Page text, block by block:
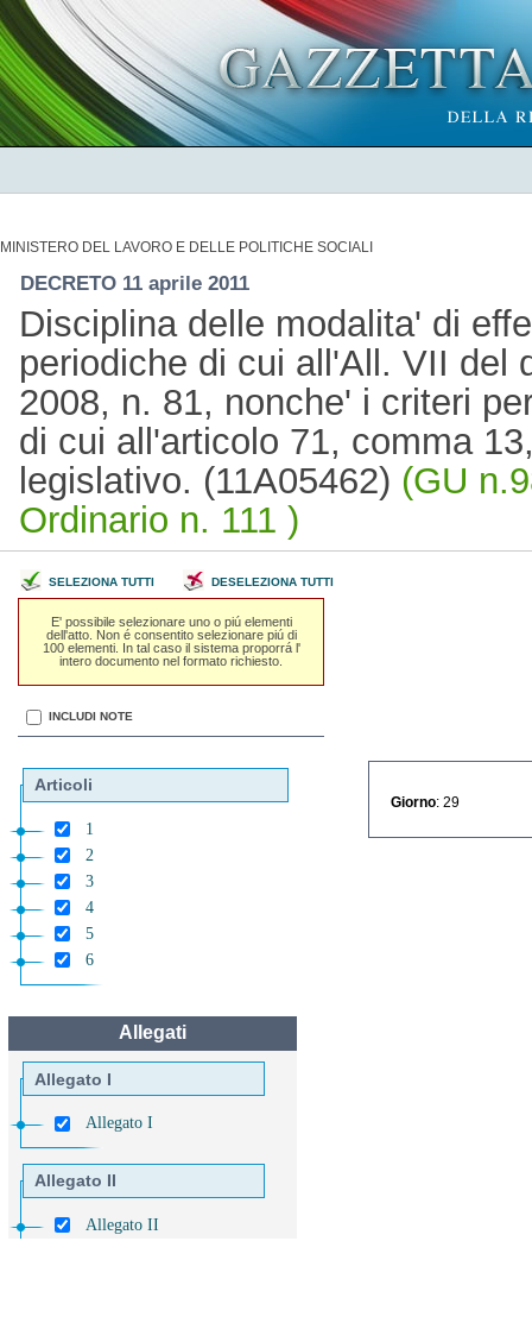
MINISTERO DEL LAVORO E DELLE POLITICHE SOCIALI
DECRETO 11 aprile 2011
Disciplina delle modalita' di
periodiche di cui all'All. VII del
2008, n. 81, nonche' i criteri
di cui all'articolo 71, comma
legislativo. (11A05462) (GU
Ordinario n. 111 )
SELEZIONA TUTTI DESELEZIONA TUTTI
E' possibile selezionare uno o piú elementi
dell'atto. Non é consentito selezionare piú di
100 elementi. In tal caso il sistema proporrá l'
intero documento nel formato richiesto.
INCLUDI NOTE
Articoli
1
2
3
4
5
6
Allegati
Allegato I
Allegato I
Allegato II
Allegato II
Giorno : 29